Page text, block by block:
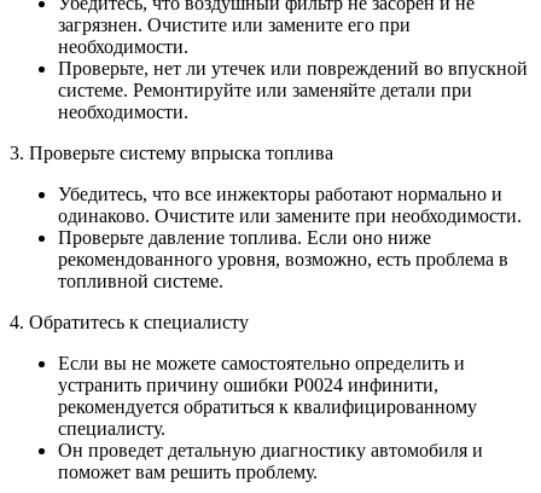
загрязнен. Очистите или замените его при
необходимости.
Проверьте, нет ли утечек или повреждений во впускной
системе. Ремонтируйте или заменяйте детали при
необходимости.
3. Проверьте систему впрыска топлива
Убедитесь, что все инжекторы работают нормально и
одинаково. Очистите или замените при необходимости.
Проверьте давление топлива. Если оно ниже
рекомендованного уровня, возможно, есть проблема в
топливной системе.
4. Обратитесь к специалисту
Если вы не можете самостоятельно определить и
устранить причину ошибки Р0024 инфинити,
рекомендуется обратиться к квалифицированному
специалисту.
Он проведет детальную диагностику автомобиля и
поможет вам решить проблему.